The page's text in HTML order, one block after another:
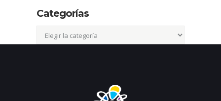
Categorías
Categorías